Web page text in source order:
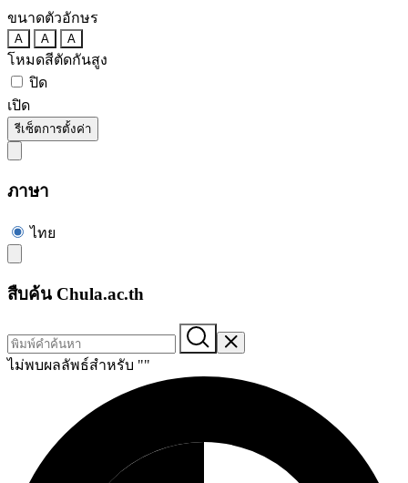
ขนาดตัวอักษร
A A A
โหมดสีตัดกันสูง
ปิด
เปิด
รีเซ็ตการตั้งค่า
ภาษา
ไทย
สืบค้น Chula.ac.th
ไม่พบผลลัพธ์สำหรับ ""